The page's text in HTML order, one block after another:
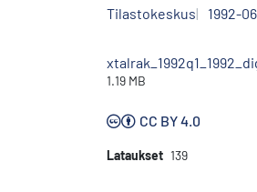
Tilastokeskus 1992-
1.19 MB
CC BY 4.0
Lataukset 139